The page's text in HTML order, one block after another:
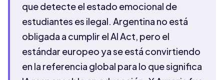
que detecte el estado emocional de
estudiantes es ilegal. Argentina no está
obligada a cumplir el AI Act, pero el
estándar europeo ya se está convirtiendo
en la referencia global para lo que significa